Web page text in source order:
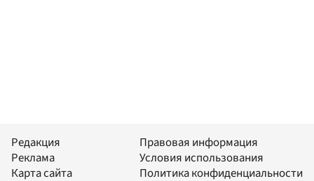
Редакция
Реклама
Карта сайта
Правовая информация
Условия использования
Политика конфиденциальности